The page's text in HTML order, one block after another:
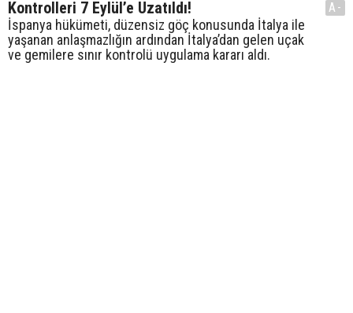
Kontrolleri 7 Eylül’e Uzatıldı!
İspanya hükümeti, düzensiz göç konusunda İtalya ile
yaşanan anlaşmazlığın ardından İtalya’dan gelen uçak
ve gemilere sınır kontrolü uygulama kararı aldı.
A-